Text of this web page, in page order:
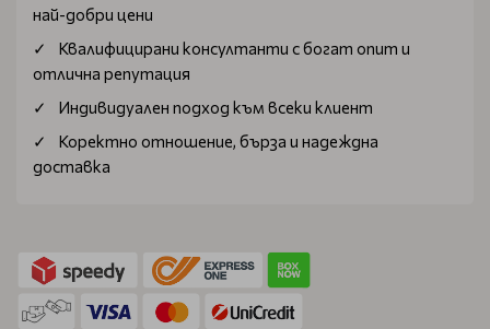
най-добри цени
Квалифицирани консултанти с богат опит и
отлична репутация
Индивидуален подход към всеки клиент
Коректно отношение, бърза и надеждна
доставка